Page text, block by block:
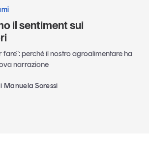
il sentiment sui
fare": perché il nostro agroalimentare ha
narrazione
Manuela Soressi